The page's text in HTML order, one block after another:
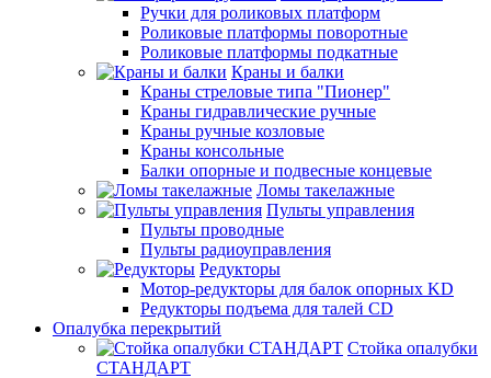
Ручки для роликовых платформ
Роликовые платформы поворотные
Роликовые платформы подкатные
Краны и балки
Краны стреловые типа "Пионер"
Краны гидравлические ручные
Краны ручные козловые
Краны консольные
Балки опорные и подвесные концевые
Ломы такелажные
Пульты управления
Пульты проводные
Пульты радиоуправления
Редукторы
Мотор-редукторы для балок опорных KD
Редукторы подъема для талей CD
Опалубка перекрытий
Стойка опалубки
СТАНДАРТ